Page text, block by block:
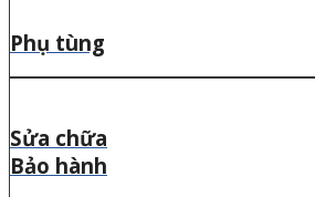
Phụ tùng
Sửa chữa
Bảo hành